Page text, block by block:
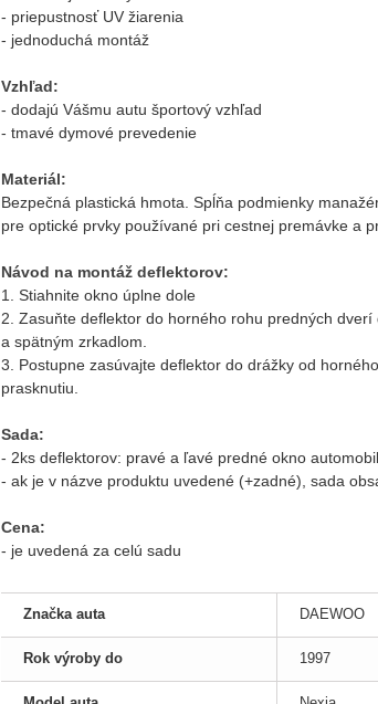
- priepustnosť UV žiarenia
- jednoduchá montáž
Vzhľad:
- dodajú Vášmu autu športový vzhľad
- tmavé dymové prevedenie
Materiál:
Bezpečná plastická hmota. Spĺňa podmienky
pre optické prvky používané pri cestnej premávke a
Návod na montáž deflektorov:
1. Stiahnite okno úplne dole
2. Zasuňte deflektor do horného rohu predných
a spätným zrkadlom.
3. Postupne zasúvajte deflektor do drážky od
prasknutiu.
Sada:
- 2ks deflektorov: pravé a ľavé predné okno
- ak je v názve produktu uvedené (+zadné), sada
Cena:
- je uvedená za celú sadu
Značka auta DAEWOO
Rok výroby do 1997